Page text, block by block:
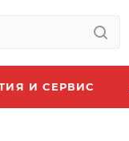
И СЕРВИС